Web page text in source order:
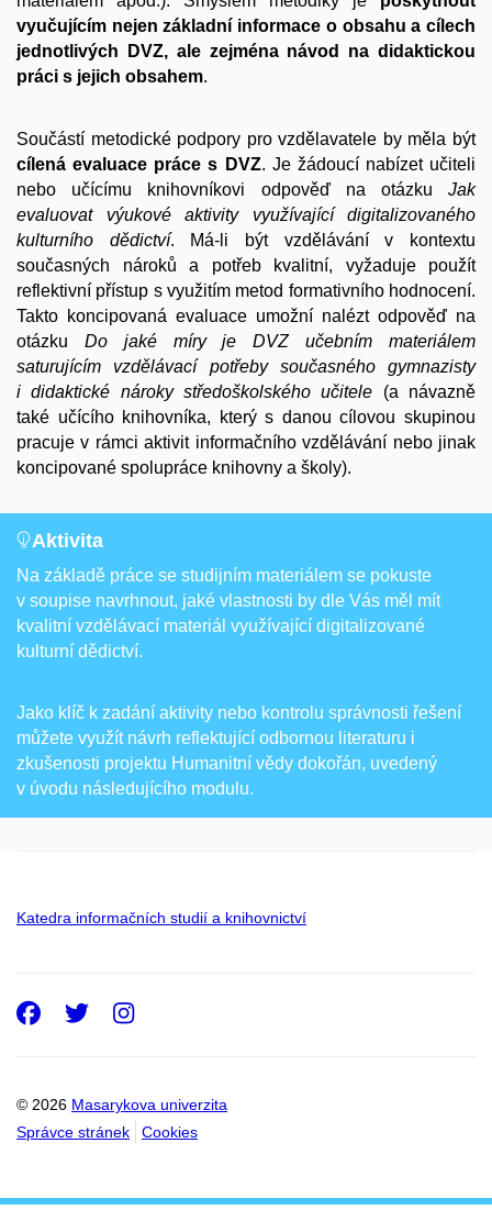
vyučujícím nejen základní informace o obsahu a cílech
jednotlivých DVZ, ale zejména návod na didaktickou
práci s jejich obsahem.
Součástí metodické podpory pro vzdělavatele by měla být
cílená evaluace práce s DVZ. Je žádoucí nabízet učiteli
nebo učícímu knihovníkovi odpověď na otázku Jak
evaluovat výukové aktivity využívající digitalizovaného
kulturního dědictví. Má-li být vzdělávání v kontextu
současných nároků a potřeb kvalitní, vyžaduje použít
reflektivní přístup s využitím metod formativního hodnocení.
Takto koncipovaná evaluace umožní nalézt odpověď na
otázku Do jaké míry je DVZ učebním materiálem
saturujícím vzdělávací potřeby současného gymnazisty
i didaktické nároky středoškolského učitele (a návazně
také učícího knihovníka, který s danou cílovou skupinou
pracuje v rámci aktivit informačního vzdělávání nebo jinak
koncipované spolupráce knihovny a školy).
Aktivita
Na základě práce se studijním materiálem se pokuste
v soupise navrhnout, jaké vlastnosti by dle Vás měl mít
kvalitní vzdělávací materiál využívající digitalizované
kulturní dědictví.
Jako klíč k zadání aktivity nebo kontrolu správnosti řešení
můžete využít návrh reflektující odbornou literaturu i
zkušenosti projektu Humanitní vědy dokořán, uvedený
v úvodu následujícího modulu.
Katedra informačních studií a knihovnictví
© 2026 Masarykova univerzita
Správce stránek
Cookies
Facebook
Twitter
Instagram